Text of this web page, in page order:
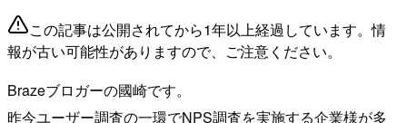
この記事は公開されてから1年以上経過しています。情
報が古い可能性がありますので、ご注意ください。
Brazeブロガーの國崎です。
昨今ユーザー調査の一環でNPS調査を実施する企業様が多